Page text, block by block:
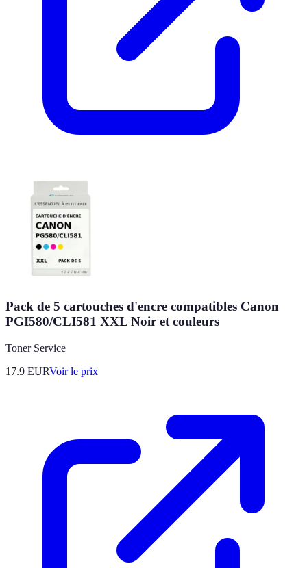
Pack de 5 cartouches d'encre compatibles Canon
PGI580/CLI581 XXL Noir et couleurs
Toner Service
17.9 EURVoir le prix